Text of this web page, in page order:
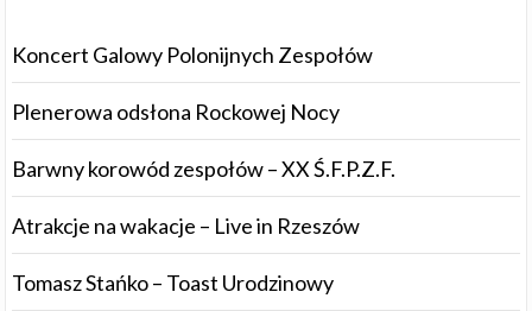
Koncert Galowy Polonijnych Zespołów
Plenerowa odsłona Rockowej Nocy
Barwny korowód zespołów – XX Ś.F.P.Z.F.
Atrakcje na wakacje – Live in Rzeszów
Tomasz Stańko – Toast Urodzinowy